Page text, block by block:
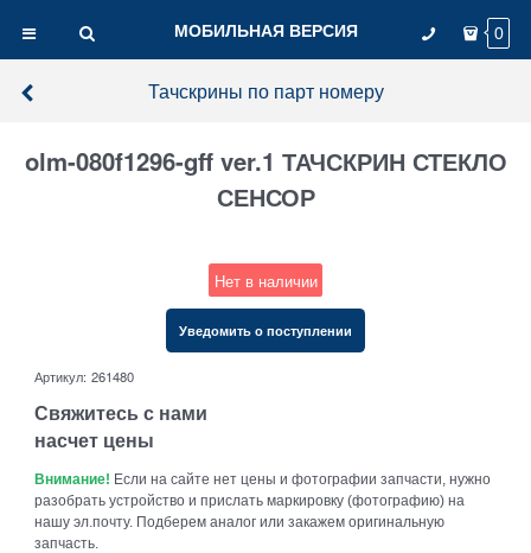
МОБИЛЬНАЯ ВЕРСИЯ 0
Тачскрины по парт номеру
olm-080f1296-gff ver.1 ТАЧСКРИН СТЕКЛО
СЕНСОР
Нет в наличии
Уведомить о поступлении
Артикул: 261480
Свяжитесь с нами
насчет цены
Внимание! Если на сайте нет цены и фотографии запчасти, нужно
разобрать устройство и прислать маркировку (фотографию) на
нашу эл.почту. Подберем аналог или закажем оригинальную
запчасть.